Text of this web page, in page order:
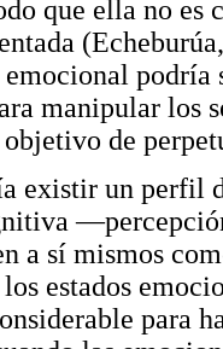
que ella no es
manipular los
de
existir un perfil
a sí mismos
estados
para